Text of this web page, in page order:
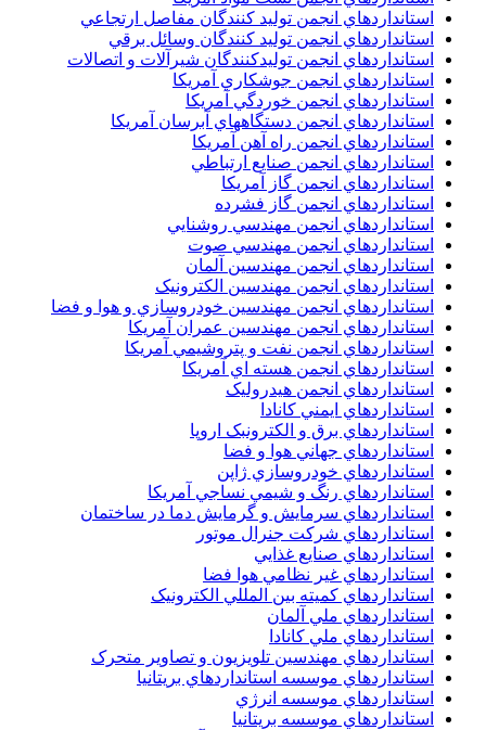
استانداردهاي انجمن توليد کنندگان مفاصل ارتجاعي
استانداردهاي انجمن توليد کنندگان وسائل برقي
استانداردهاي انجمن توليدکنندگان شيرآلات و اتصالات
استانداردهاي انجمن جوشکاري آمريکا
استانداردهاي انجمن خوردگي آمريکا
استانداردهاي انجمن دستگاههاي آبرسان آمريکا
استانداردهاي انجمن راه آهن آمريکا
استانداردهاي انجمن صنايع ارتباطي
استانداردهاي انجمن گاز آمريکا
استانداردهاي انجمن گاز فشرده
استانداردهاي انجمن مهندسي روشنايي
استانداردهاي انجمن مهندسي صوت
استانداردهاي انجمن مهندسين آلمان
استانداردهاي انجمن مهندسين الکترونيک
استانداردهاي انجمن مهندسين خودروسازي و هوا و فضا
استانداردهاي انجمن مهندسين عمران آمريکا
استانداردهاي انجمن نفت و پتروشيمي آمريکا
استانداردهاي انجمن هسته اي آمريکا
استانداردهاي انجمن هيدروليک
استانداردهاي ايمني کانادا
استانداردهاي برق و الکترونبک اروپا
استانداردهاي جهاني هوا و فضا
استانداردهاي خودروسازي ژاپن
استانداردهاي رنگ و شيمي نساجي آمريکا
استانداردهاي سرمايش و گرمايش دما در ساختمان
استانداردهاي شرکت جنرال موتور
استانداردهاي صنايع غذايي
استانداردهاي غير نظامي هوا فضا
استانداردهاي کميته بين المللي الکترونيک
استانداردهاي ملي آلمان
استانداردهاي ملي کانادا
استانداردهاي مهندسين تلويزيون و تصاوير متحرک
استانداردهاي موسسه استانداردهاي بريتانيا
استانداردهاي موسسه انرژي
استانداردهاي موسسه بريتانيا